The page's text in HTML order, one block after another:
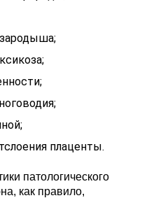
плаценты.
патологического
как правило,